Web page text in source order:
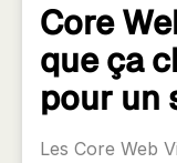
Core
que ça
pour un
Les Core Web